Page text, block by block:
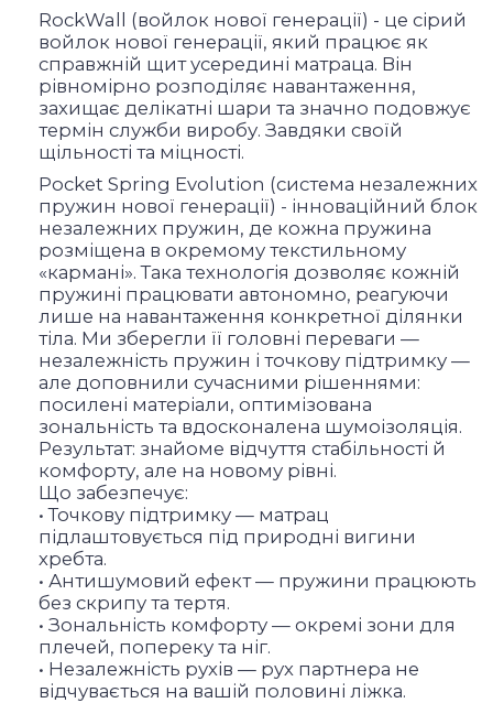
RockWall (войлок нової генерації) - це сірий
войлок нової генерації, який працює як
справжній щит усередині матраца. Він
рівномірно розподіляє навантаження,
захищає делікатні шари та значно подовжує
термін служби виробу. Завдяки своїй
щільності та міцності.
Pocket Spring Evolution (система незалежних
пружин нової генерації) - інноваційний блок
незалежних пружин, де кожна пружина
розміщена в окремому текстильному
«кармані». Така технологія дозволяє кожній
пружині працювати автономно, реагуючи
лише на навантаження конкретної ділянки
тіла. Ми зберегли її головні переваги —
незалежність пружин і точкову підтримку —
але доповнили сучасними рішеннями:
посилені матеріали, оптимізована
зональність та вдосконалена шумоізоляція.
Результат: знайоме відчуття стабільності й
комфорту, але на новому рівні.
Що забезпечує:
• Точкову підтримку — матрац
підлаштовується під природні вигини
хребта.
• Антишумовий ефект — пружини працюють
без скрипу та тертя.
• Зональність комфорту — окремі зони для
плечей, попереку та ніг.
• Незалежність рухів — рух партнера не
відчувається на вашій половині ліжка.